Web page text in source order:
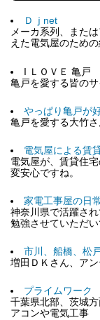
Ｄｊnet
メーカ系列、また
えた電気屋のため
I ＬＯＶＥ 亀戸
亀戸を愛する皆の
やっぱり亀戸が
亀戸を愛する大竹
電気屋による賃
電気屋が、賃貸住
変安心ですね。
家電工事屋の日常
神奈川県で活躍さ
勉強させていただい
市川、船橋、松
増田ＤＫさん、ア
プライムワーク
千葉県北部、茨城
アコンや電気工事